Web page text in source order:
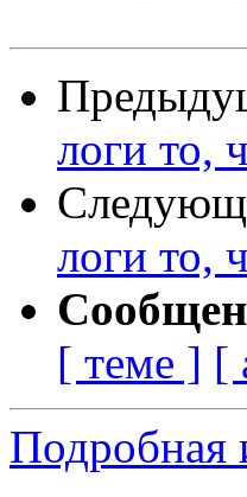
логи то,
логи то,
[ теме ] [
Подробная